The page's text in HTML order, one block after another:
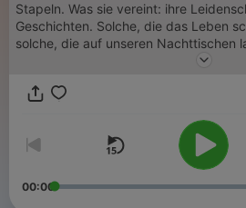
Stapeln. Was sie vereint: ihre
Geschichten. Solche, die das Leben
solche, die auf unseren Nachttischen
diskutieren sie in diesem Literatur-
oder ins Streiten und bringen in jeder
00:00